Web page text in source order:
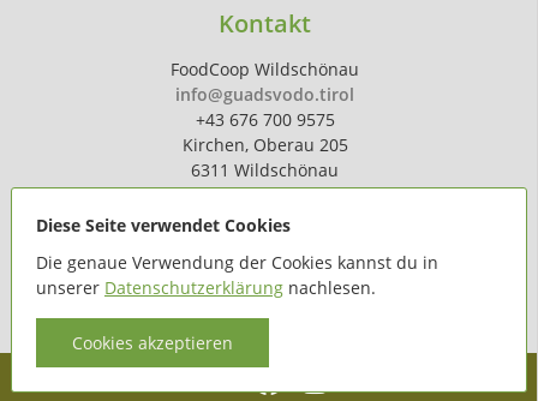
Kontakt
FoodCoop Wildschönau
info@guadsvodo.tirol
+43 676 700 9575
Kirchen, Oberau 205
6311 Wildschönau
powered byhoferdigital.at
Diese Seite verwendet Cookies
Die genaue Verwendung der Cookies kannst du in
unserer Datenschutzerklärungnachlesen.
Cookies akzeptieren